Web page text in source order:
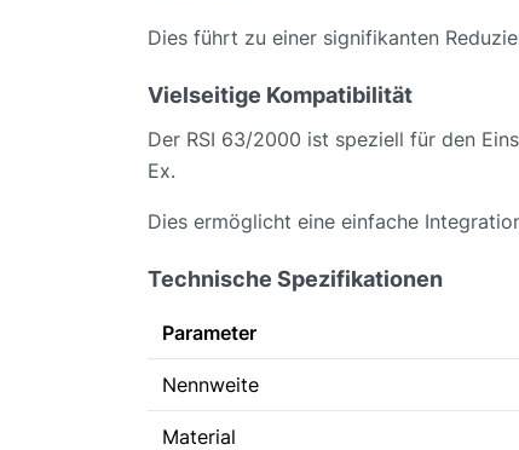
Dies führt zu einer signifikanten
Vielseitige Kompatibilität
Der RSI 63/2000 ist speziell für den
Ex.
Dies ermöglicht eine einfache
Technische Spezifikationen
Parameter
Nennweite
Material